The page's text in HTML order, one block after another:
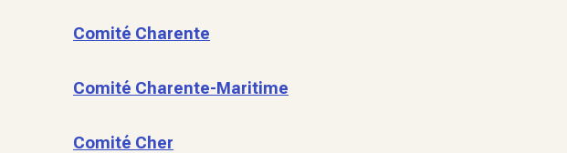
Comité Charente
Comité Charente-Maritime
Comité Cher